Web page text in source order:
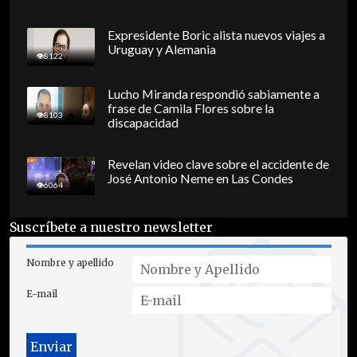
8122
Expresidente Boric alista nuevos viajes a
Uruguay y Alemania
8103
Lucho Miranda respondió sabiamente a
frase de Camila Flores sobre la
discapacidad
6064
Revelan video clave sobre el accidente de
José Antonio Neme en Las Condes
Suscríbete a nuestro newsletter
Nombre y apellido
E-mail